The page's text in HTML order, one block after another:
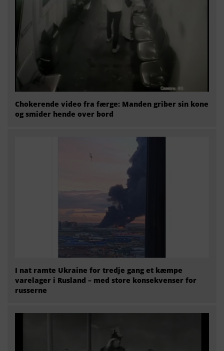
Chokerende video fra færge: Manden griber sin kone
og smider hende over bord
I nat ramte Ukraine for tredje gang et kæmpe
varelager i Rusland – med store konsekvenser for
russerne